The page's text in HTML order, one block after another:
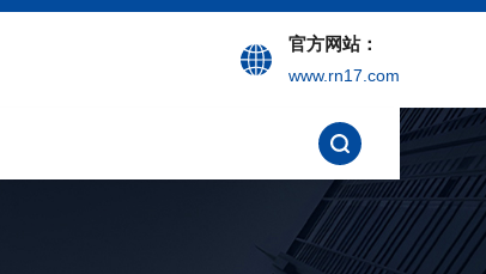
官方网站：
www.rn17.com